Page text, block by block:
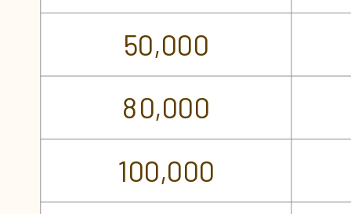
50,000
80,000
100,000